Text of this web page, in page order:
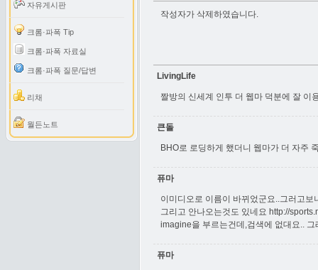
자유게시판
크롬·파폭 Tip
크롬·파폭 자료실
크롬·파폭 질문/답변
리채
월든노트
작성자가 삭제하였습니다.
LivingLife
짤방의 신세계 인투 더 웹마 덕분에 잘 이
큰돌
BHO로 로딩하게 했더니 웹마가 더 자주
퓨마
이미디오로 이름이 바뀌었군요..그러고
그리고 안나오는것도 있네요 http://
imagine을 부르는건데,검색에 없대요..
퓨마